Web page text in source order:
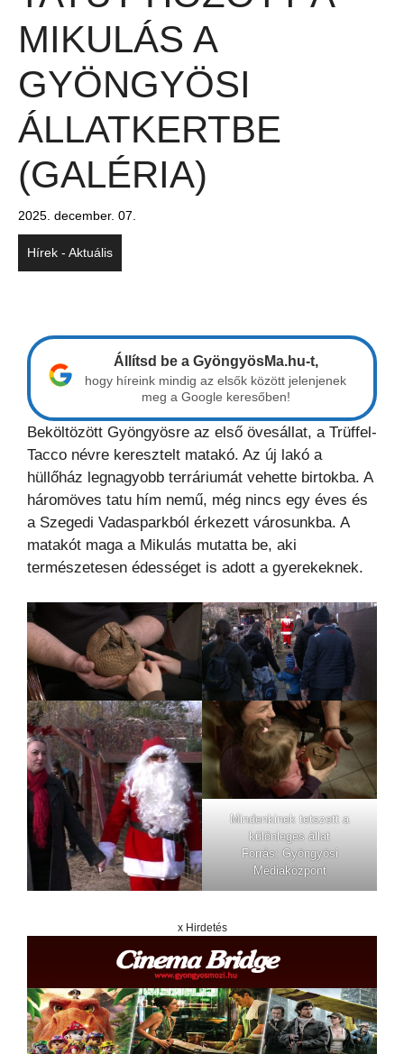
MIKULÁS A
GYÖNGYÖSI
ÁLLATKERTBE
(GALÉRIA)
2025. december. 07.
Hírek - Aktuális
Állítsd be a GyöngyösMa.hu-t,
hogy híreink mindig az elsők között jelenjenek
meg a Google keresőben!
Beköltözött Gyöngyösre az első övesállat, a Trüffel-
Tacco névre keresztelt matakó. Az új lakó a
hüllőház legnagyobb terráriumát vehette birtokba. A
háromöves tatu hím nemű, még nincs egy éves és
a Szegedi Vadasparkból érkezett városunkba. A
matakót maga a Mikulás mutatta be, aki
természetesen édességet is adott a gyerekeknek.
Mindenkinek tetszett a
különleges állat
Forrás: Gyöngyösi
Médiaközpont
x Hirdetés